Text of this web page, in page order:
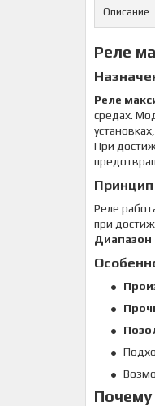
Описание
Реле
Реле
средах.
При
Реле
при
Диапазон